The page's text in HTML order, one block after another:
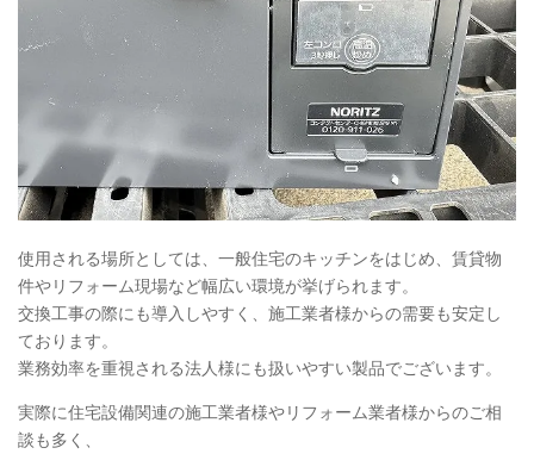
使用される場所としては、一般住宅のキッチンをはじめ、賃貸物
件やリフォーム現場など幅広い環境が挙げられます。
交換工事の際にも導入しやすく、施工業者様からの需要も安定し
ております。
業務効率を重視される法人様にも扱いやすい製品でございます。
実際に住宅設備関連の施工業者様やリフォーム業者様からのご相
談も多く、